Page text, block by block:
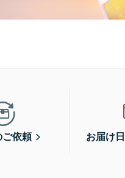
依頼 お届け